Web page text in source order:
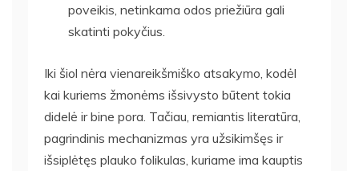
poveikis, netinkama odos priežiūra gali
skatinti pokyčius.
Iki šiol nėra vienareikšmiško atsakymo, kodėl
kai kuriems žmonėms išsivysto būtent tokia
didelė ir bine pora. Tačiau, remiantis literatūra,
pagrindinis mechanizmas yra užsikimšęs ir
išsiplėtęs plauko folikulas, kuriame ima kauptis